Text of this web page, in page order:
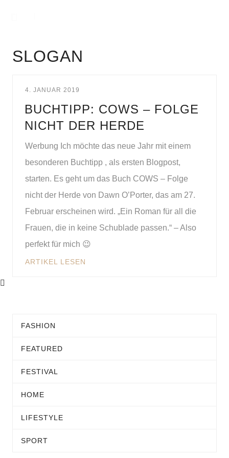
SLOGAN
4. JANUAR 2019
BUCHTIPP: COWS – FOLGE
NICHT DER HERDE
Werbung Ich möchte das neue Jahr mit einem
besonderen Buchtipp , als ersten Blogpost,
starten. Es geht um das Buch COWS – Folge
nicht der Herde von Dawn O’Porter, das am 27.
Februar erscheinen wird. „Ein Roman für all die
Frauen, die in keine Schublade passen.“ – Also
perfekt für mich 😉
ARTIKEL LESEN
FASHION
FEATURED
FESTIVAL
HOME
LIFESTYLE
SPORT